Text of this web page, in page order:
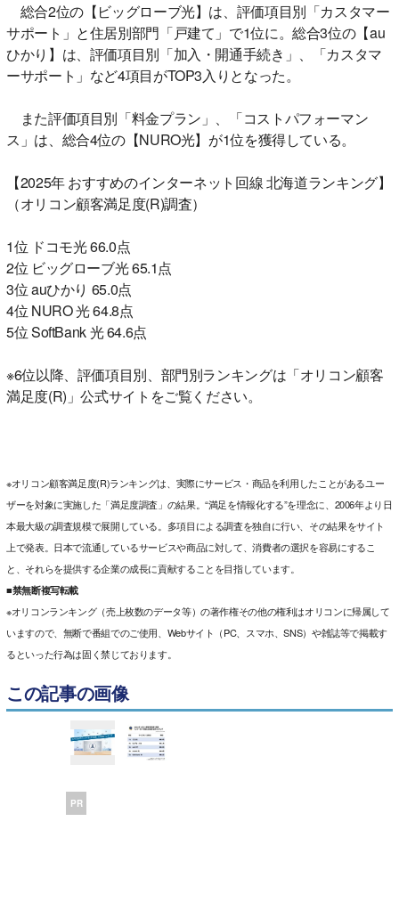
総合2位の【ビッグローブ光】は、評価項目別「カスタマー
サポート」と住居別部門「戸建て」で1位に。総合3位の【au
ひかり】は、評価項目別「加入・開通手続き」、「カスタマ
ーサポート」など4項目がTOP3入りとなった。
また評価項目別「料金プラン」、「コストパフォーマン
ス」は、総合4位の【NURO光】が1位を獲得している。
【2025年 おすすめのインターネット回線 北海道ランキング】
（オリコン顧客満足度(R)調査）
1位 ドコモ光 66.0点
2位 ビッグローブ光 65.1点
3位 auひかり 65.0点
4位 NURO 光 64.8点
5位 SoftBank 光 64.6点
※6位以降、評価項目別、部門別ランキングは「オリコン顧客
満足度(R)」公式サイトをご覧ください。
※オリコン顧客満足度(R)ランキングは、実際にサービス・商品を利用したことがあるユー
ザーを対象に実施した「満足度調査」の結果。“満足を情報化する”を理念に、2006年より日
本最大級の調査規模で展開している。多項目による調査を独自に行い、その結果をサイト
上で発表。日本で流通しているサービスや商品に対して、消費者の選択を容易にするこ
と、それらを提供する企業の成長に貢献することを目指しています。
■禁無断複写転載
※オリコンランキング（売上枚数のデータ等）の著作権その他の権利はオリコンに帰属して
いますので、無断で番組でのご使用、Webサイト（PC、スマホ、SNS）や雑誌等で掲載す
るといった行為は固く禁じております。
この記事の画像
PR